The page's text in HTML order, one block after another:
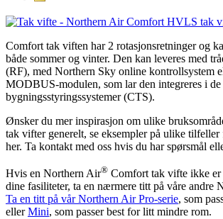
Comfort tak viften har 2 rotasjonsretninger og
både sommer og vinter. Den kan leveres med
(RF), med Northern Sky online kontrollsystem
MODBUS-modulen, som lar den integreres i de
bygningsstyringssystemer (CTS).
Ønsker du mer inspirasjon om ulike
tak vifter generelt, se eksempler på ulike
her. Ta kontakt med oss ​​hvis du har spørsmål
Hvis en Northern Air® Comfort tak vifte ikke
dine fasiliteter, ta en nærmere titt på våre andre
Ta en titt på vår Northern Air Pro-serie, som
ellerMini, som passer best for litt mindre rom.